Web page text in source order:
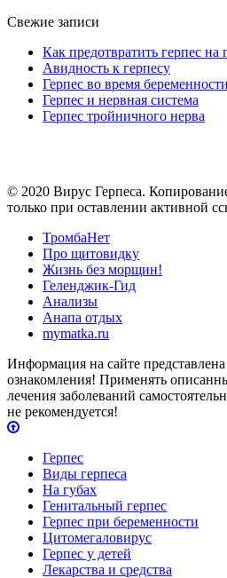
Свежие записи
Как предотвратить герпес на
Авидность к герпесу
Герпес во время
Герпес и нервная система
Герпес тройничного нерва
© 2020 Вирус Герпеса.
только при оставлении активной
ТромбаНет
Про щитовидку
Жизнь без морщин!
Геленджик-Гид
Анализы
Анапа отдых
mymatka.ru
Информация на сайте
ознакомления! Применять
лечения заболеваний
не рекомендуется!
Герпес
Виды герпеса
На губах
Генитальный герпес
Герпес при беременности
Цитомегаловирус
Герпес у детей
Лекарства и средства